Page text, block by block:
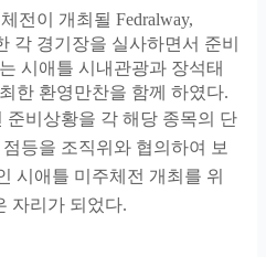
전이 개최될 Fedralway,
각 경기장을 실사하면서 준비
시애틀 시내관광과 장석태
한 환영만찬을 함께 하였다.
준비상황을 각 해당 종목의 단
등을 조직위와 협의하여 보
시애틀 미주체전 개최를 위
자리가 되었다.